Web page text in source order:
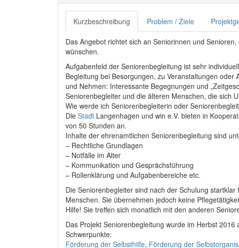
Kurzbeschreibung Problem / Ziele
Das Angebot richtet sich an Seniorinnen und
wünschen.
Aufgabenfeld der Seniorenbegleitung ist sehr
Begleitung bei Besorgungen, zu Veranstaltungen
und Nehmen: Interessante Begegnungen und
Seniorenbegleiter und die älteren Menschen, die sich
Wie werde ich Seniorenbegleiterin oder
Die Stadt Langenhagen und win e.V. bieten in
von 50 Stunden an.
Inhalte der ehrenamtlichen Seniorenbegleitung sind
– Rechtliche Grundlagen
– Notfälle im Alter
– Kommunikation und Gesprächsführung
– Rollenklärung und Aufgabenbereiche etc.
Die Seniorenbegleiter sind nach der Schulung
Menschen. Sie übernehmen jedoch keine
Hilfe! Sie treffen sich monatlich mit den anderen
Das Projekt Seniorenbegleitung wurde im Herbst 2016
Schwerpunkte:
Förderung der Selbsthilfe, Förderung der